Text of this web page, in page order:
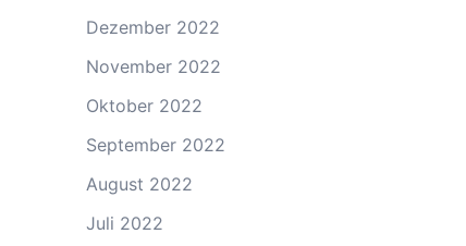
Dezember 2022
November 2022
Oktober 2022
September 2022
August 2022
Juli 2022